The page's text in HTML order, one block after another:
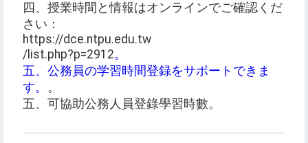
四、授業時間と情報はオンラインでご確認くだ
さい：
https://dce.ntpu.edu.tw
/list.php?p=2912。
五、公務員の学習時間登録をサポートできま
す。 。
五、可協助公務人員登錄學習時數。